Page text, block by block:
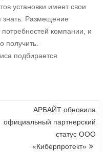
установки имеет свои
знать. Размещение
потребностей компании, и
получить.
подбирается
АРБАЙТ обновила
официальный партнерский
статус ООО
«Киберпротект»